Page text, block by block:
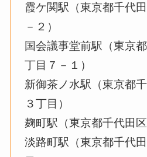
霞ケ関駅（東京都千代
－２）
国会議事堂前駅（東京
丁目７－１）
新御茶ノ水駅（東京都
３丁目）
麹町駅（東京都千代田
淡路町駅（東京都千代